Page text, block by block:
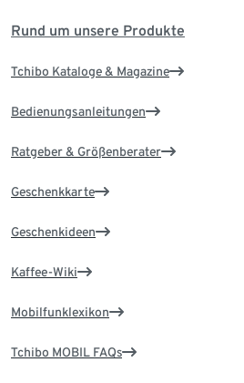
Rund um unsere Produkte
Tchibo Kataloge & Magazine
Bedienungsanleitungen
Ratgeber & Größenberater
Geschenkkarte
Geschenkideen
Kaffee-Wiki
Mobilfunklexikon
Tchibo MOBIL FAQs